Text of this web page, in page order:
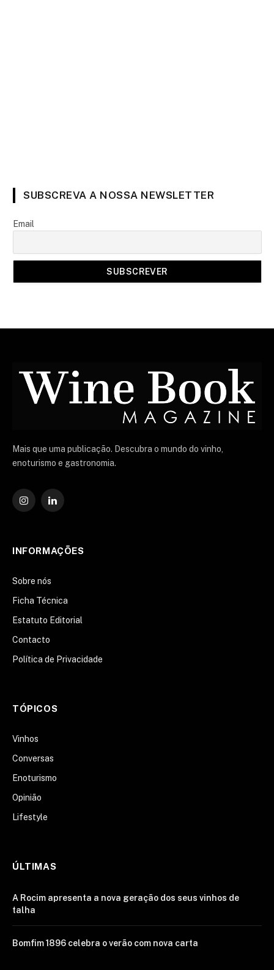
SUBSCREVA A NOSSA NEWSLETTER
Email
Mais que uma publicação. Descubra o mundo do vinho,
enoturismo e gastronomia.
Instagram
O
INFORMAÇÕES
Sobre nós
Ficha Técnica
Estatuto Editorial
Contacto
Política de Privacidade
TÓPICOS
Vinhos
Conversas
Enoturismo
Opinião
Lifestyle
ÚLTIMAS
A Rocim apresenta a nova geração dos seus vinhos de
talha
Bomfim 1896 celebra o verão com nova carta